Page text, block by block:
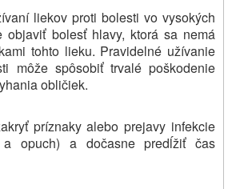
liekov proti bolesti vo vysokých
objaviť bolesť hlavy, ktorá sa nemá
tohto lieku. Pravidelné užívanie
môže spôsobiť trvalé poškodenie
obličiek.
príznaky alebo prejavy infekcie
a opuch) a dočasne predĺžiť čas